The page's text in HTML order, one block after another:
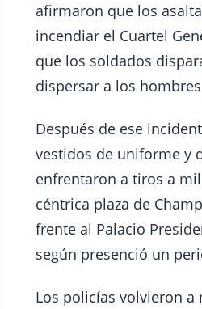
afirmaron que los
incendiar el Cuartel
que los soldados
dispersar a los
Después de ese
vestidos de uniforme y
enfrentaron a tiros a
céntrica plaza de
frente al Palacio
según presenció un
Los policías volvieron a